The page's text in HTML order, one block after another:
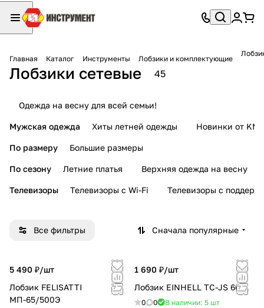
Главная Каталог Инструменты Лобзики и комплектующие
Лобзики сетевые 45
Одежда на весну для всей семьи!
Мужская одежда Хиты летней одежды Новинки от KMI
По размеру Большие размеры
По сезону Летние платья Верхняя одежда на весну
Телевизоры Телевизоры с Wi-Fi Телевизоры с
Все фильтры Сначала популярные
5 490 ₽/шт
Лобзик FELISATTI
МП-65/500Э
1 690 ₽/шт
Лобзик EINHELL TC-JS 60/1
0 0 В наличии: 5 шт